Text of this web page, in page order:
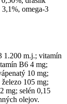
omega-3
1.200 m.j.; vitamín
B6 4 mg;
10 mg;
105 mg;
mg; selén 0,15
olejov.